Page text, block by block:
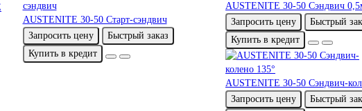
AUSTENITE 30-50 Старт-сэндвич
Запросить цену
Быстрый заказ
Купить в кредит
AUSTENITE 30-50 Сэндвич
Запросить цену
Быстрый
Купить в кредит
AUSTENITE 30-50 Сэндвич-
Запросить цену
Быстрый